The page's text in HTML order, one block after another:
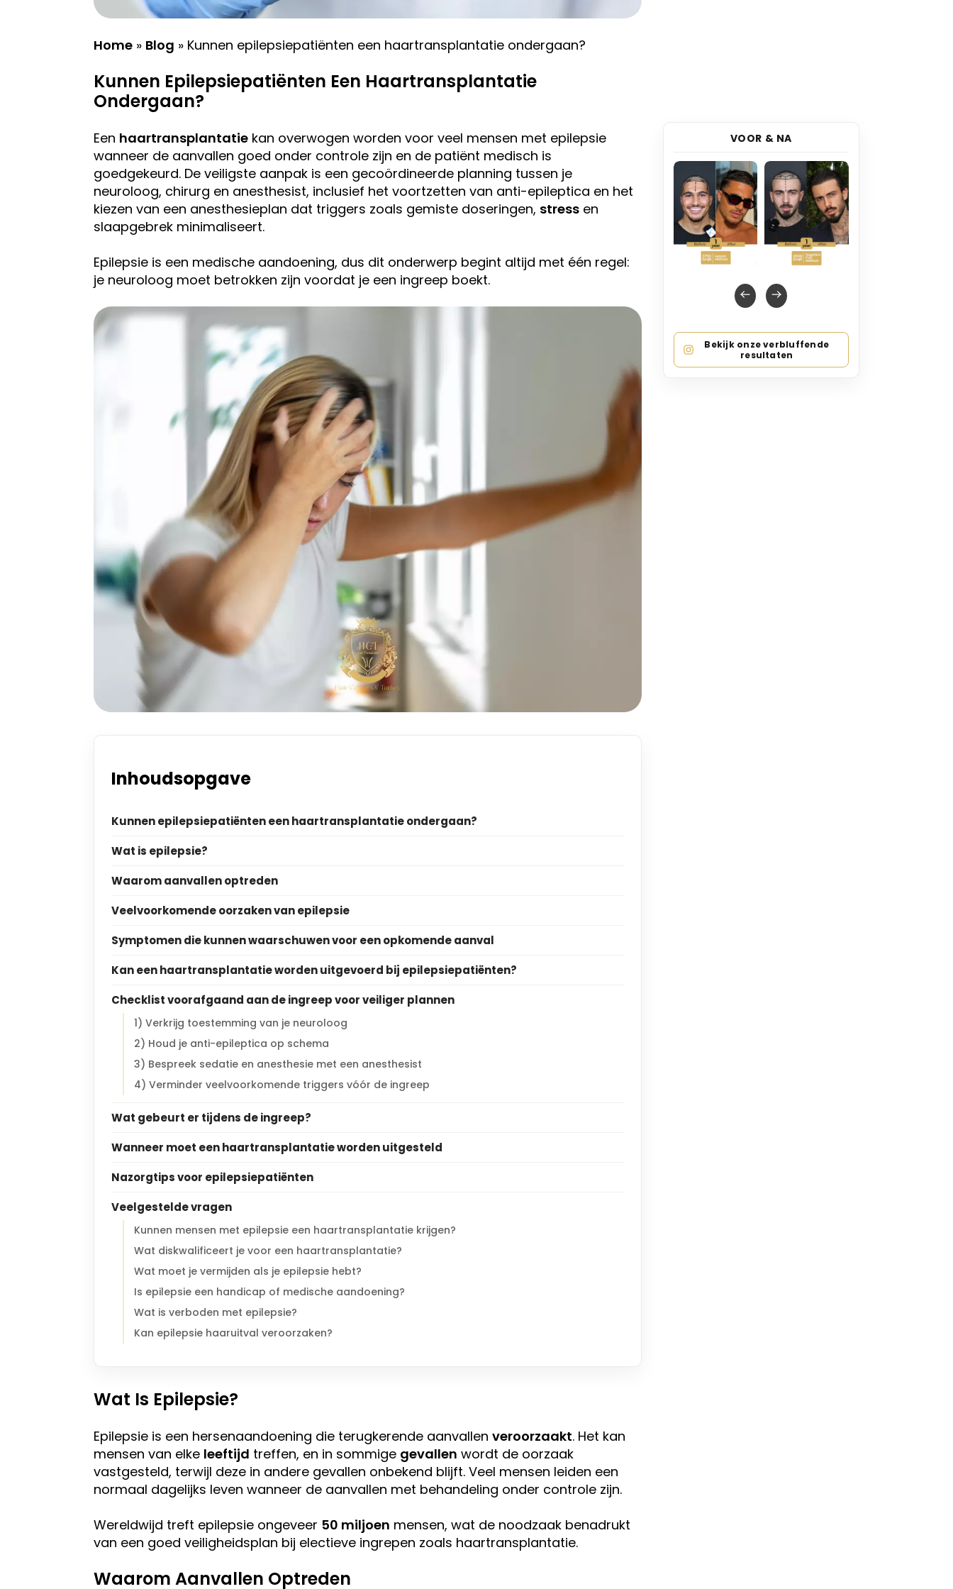
Home » Blog » Kunnen epilepsiepatiënten een haartransplantatie ondergaan?
Kunnen Epilepsiepatiënten Een Haartransplantatie
Ondergaan?
Een haartransplantatie kan overwogen worden voor veel mensen met epilepsie
wanneer de aanvallen goed onder controle zijn en de patiënt medisch is
goedgekeurd. De veiligste aanpak is een gecoördineerde planning tussen je
neuroloog, chirurg en anesthesist, inclusief het voortzetten van anti-epileptica en het
kiezen van een anesthesieplan dat triggers zoals gemiste doseringen, stress en
slaapgebrek minimaliseert.
Epilepsie is een medische aandoening, dus dit onderwerp begint altijd met één regel:
je neuroloog moet betrokken zijn voordat je een ingreep boekt.
Inhoudsopgave
Kunnen epilepsiepatiënten een haartransplantatie ondergaan?
Wat is epilepsie?
Waarom aanvallen optreden
Veelvoorkomende oorzaken van epilepsie
Symptomen die kunnen waarschuwen voor een opkomende aanval
Kan een haartransplantatie worden uitgevoerd bij epilepsiepatiënten?
Checklist voorafgaand aan de ingreep voor veiliger plannen
1) Verkrijg toestemming van je neuroloog
2) Houd je anti-epileptica op schema
3) Bespreek sedatie en anesthesie met een anesthesist
4) Verminder veelvoorkomende triggers vóór de ingreep
Wat gebeurt er tijdens de ingreep?
Wanneer moet een haartransplantatie worden uitgesteld
Nazorgtips voor epilepsiepatiënten
Veelgestelde vragen
Kunnen mensen met epilepsie een haartransplantatie krijgen?
Wat diskwalificeert je voor een haartransplantatie?
Wat moet je vermijden als je epilepsie hebt?
Is epilepsie een handicap of medische aandoening?
Wat is verboden met epilepsie?
Kan epilepsie haaruitval veroorzaken?
Wat Is Epilepsie?
Epilepsie is een hersenaandoening die terugkerende aanvallen veroorzaakt. Het kan
mensen van elke leeftijd treffen, en in sommige gevallen wordt de oorzaak
vastgesteld, terwijl deze in andere gevallen onbekend blijft. Veel mensen leiden een
normaal dagelijks leven wanneer de aanvallen met behandeling onder controle zijn.
Wereldwijd treft epilepsie ongeveer 50 miljoen mensen, wat de noodzaak benadrukt
van een goed veiligheidsplan bij electieve ingrepen zoals haartransplantatie.
Waarom Aanvallen Optreden
VOOR & NA
Bekijk onze verbluffende
resultaten